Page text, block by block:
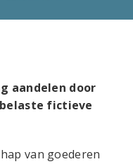
aandelen door
fictieve
van goederen